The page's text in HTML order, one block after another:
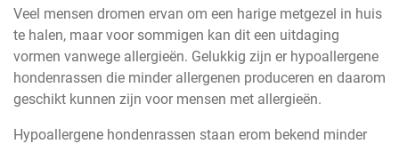
Veel mensen dromen ervan om een harige metgezel in huis
te halen, maar voor sommigen kan dit een uitdaging
vormen vanwege allergieën. Gelukkig zijn er hypoallergene
hondenrassen die minder allergenen produceren en daarom
geschikt kunnen zijn voor mensen met allergieën.
Hypoallergene hondenrassen staan erom bekend minder